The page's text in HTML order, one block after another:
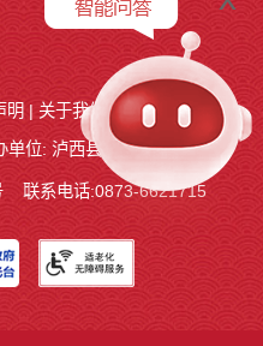
明 | 关于我们
单位: 泸西县人民政府办公室
联系电话:0873-6621715